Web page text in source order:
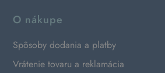
O nákupe
Spôsoby dodania a platby
Vrátenie tovaru a reklamácia